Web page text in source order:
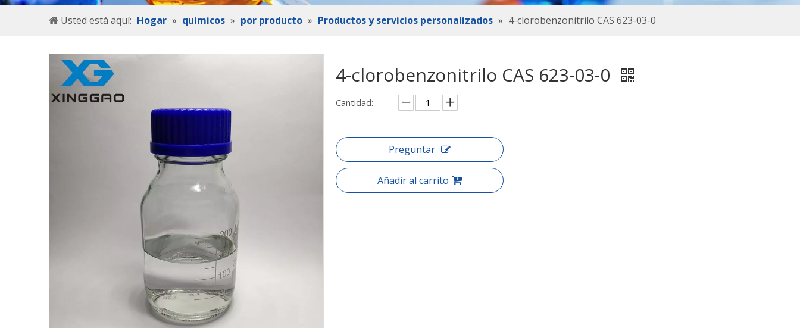
Usted está aquí: Hogar » quimicos » por producto » Productos y servicios personalizados » 4-clorobenzonitrilo CAS 623-03-0
4-clorobenzonitrilo CAS 623-03-0
Cantidad:
Preguntar
Añadir al carrito